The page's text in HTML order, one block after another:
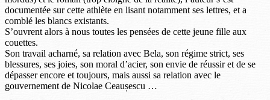
documentée sur cette athlète en lisant notamment ses lettres, et a
comblé les blancs existants.
S’ouvrent alors à nous toutes les pensées de cette jeune fille aux
couettes.
Son travail acharné, sa relation avec Bela, son régime strict, ses
blessures, ses joies, son moral d’acier, son envie de réussir et de se
dépasser encore et toujours, mais aussi sa relation avec le
gouvernement de Nicolae Ceaușescu …